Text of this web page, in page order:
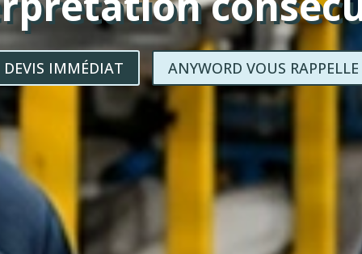
DEVIS IMMÉDIAT ANYWORD VOUS RAPPELLE